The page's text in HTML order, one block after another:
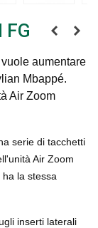
FG
aumentare
Mbappé.
Air Zoom
serie di tacchetti
Air Zoom
la stessa
inserti laterali